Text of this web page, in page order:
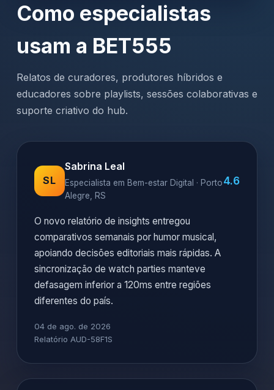
Como especialistas
usam a BET555
Relatos de curadores, produtores híbridos e
educadores sobre playlists, sessões colaborativas e
suporte criativo do hub.
SL
Sabrina Leal
Especialista em Bem-estar Digital · Porto
Alegre, RS
4.6
O novo relatório de insights entregou
comparativos semanais por humor musical,
apoiando decisões editoriais mais rápidas. A
sincronização de watch parties manteve
defasagem inferior a 120ms entre regiões
diferentes do país.
04 de ago. de 2026
Relatório AUD-58F1S